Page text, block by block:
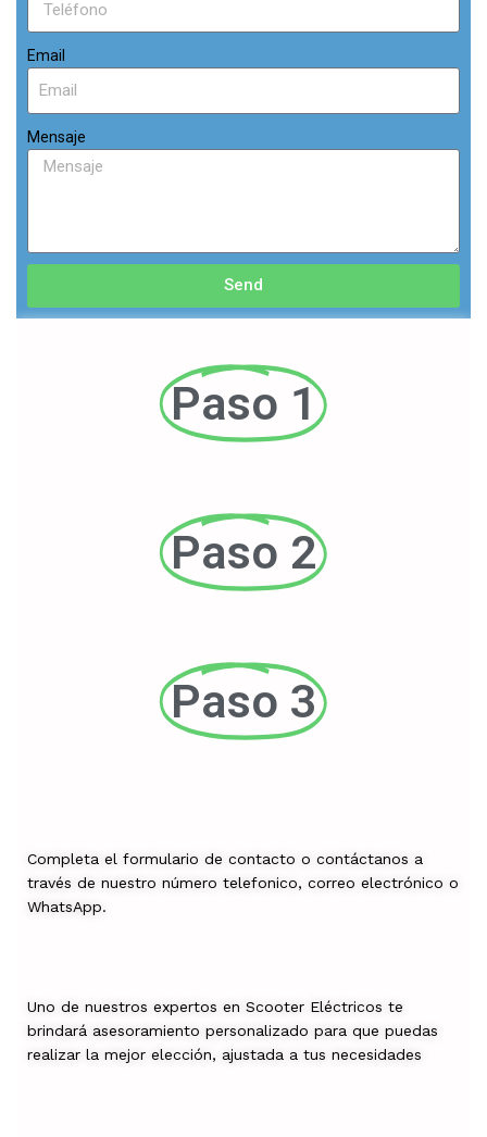
Email
Mensaje
Send
Paso 1
Paso 2
Paso 3
Completa el formulario de contacto o contáctanos a
través de nuestro número telefonico, correo electrónico o
WhatsApp.
Uno de nuestros expertos en Scooter Eléctricos te
brindará asesoramiento personalizado para que puedas
realizar la mejor elección, ajustada a tus necesidades